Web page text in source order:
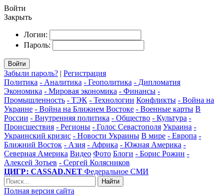
Войти
Закрыть
Логин:
Пароль:
Войти
Забыли пароль? | Регистрация
Политика - Аналитика - Геополитика - Дипломатия
Экономика - Мировая экономика - Финансы -
Промышленность - ТЭК - Технологии Конфликты - Война на
Украине - Война на Ближнем Востоке - Военные карты В
России - Внутренняя политика - Общество - Культура -
Происшествия - Регионы - Голос Севастополя Украина -
Украинский кризис - Новости Украины В мире - Европа -
Ближний Восток - Азия - Африка - Южная Америка -
Северная Америка Видео Фото Блоги - Борис Рожин -
Алексей Зотьев - Сергей Колясников
ЦИГР: CASSAD.NET Федеральное СМИ
Найти
Полная версия сайта